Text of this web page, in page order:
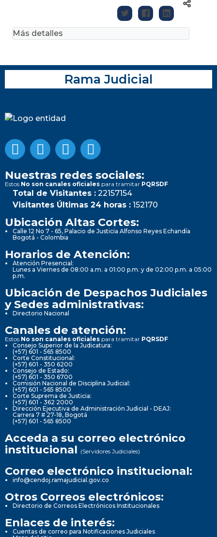
Más detalles
Rama Judicial
Nuestras redes sociales:
Estos No son canales oficiales para tramitar PQRSDF
Total de Visitantes : 22157154
Visitantes Últimas 24 horas : 152170
Ubicación Altas Cortes:
Calle 12 No 7 - 65, Palacio de Justicia Alfonso Reyes Echandía
Bogotá - Colombia
Horarios de Atención:
Atención Presencial:
Lunes a Viernes de 08:00 a.m. a 01:00 p.m. y de 02:00 p.m. a 05:00
p.m.
Ubicación de Despachos Judiciales
y Sedes administrativas:
Directorio Nacional
Canales de atención:
Estos No son canales oficiales para tramitar PQRSDF
Consejo Superior de la Judicatura:
(+57) 601 - 565 8500
Corte Constitucional:
(+57) 601 - 350 6200
Consejo de Estado:
(+57) 601 - 350 6700
Comisión Nacional de Disciplina Judicial:
(+57) 601 - 565 8500
Corte Suprema de Justicia:
(+57) 601 - 362 2000
Dirección Ejecutiva de Administración Judicial - DEAJ:
Carrera 7 # 27-18, Bogotá
(+57) 601 - 565 8500
Acceda a su correo electrónico
institucional (Servidores Judiciales)
Correo electrónico institucional:
info@cendoj.ramajudicial.gov.co
Otros Correos electrónicos:
Directorio de Correos Electrónicos Institucionales
Enlaces de interés:
Cuentas de correo para Notificaciones Judiciales